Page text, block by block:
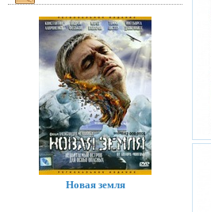
Новая земля